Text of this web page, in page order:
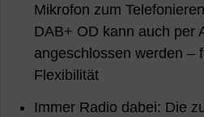
Mikrofon zum
DAB+ OD kann auch per
angeschlossen werden –
Flexibilität
Immer Radio dabei: Die